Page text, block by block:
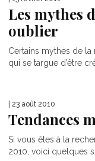
Les mythes
oublier
Certains mythes de
qui se targue d’être
| 23 août 2010
Tendances
Si vous êtes à la
2010, voici quelques